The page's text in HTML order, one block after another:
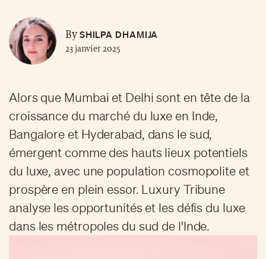
BySHILPA DHAMIJA
23 janvier 2025
Alors que Mumbai et Delhi sont en tête de la
croissance du marché du luxe en Inde,
Bangalore et Hyderabad, dans le sud,
émergent comme des hauts lieux potentiels
du luxe, avec une population cosmopolite et
prospère en plein essor. Luxury Tribune
analyse les opportunités et les défis du luxe
dans les métropoles du sud de l'Inde.